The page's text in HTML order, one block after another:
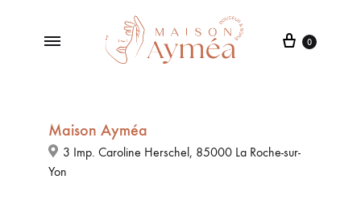
Maison
Beauté
0
Maison Ayméa
3 Imp. Caroline Herschel, 85000 La Roche-sur-
Yon